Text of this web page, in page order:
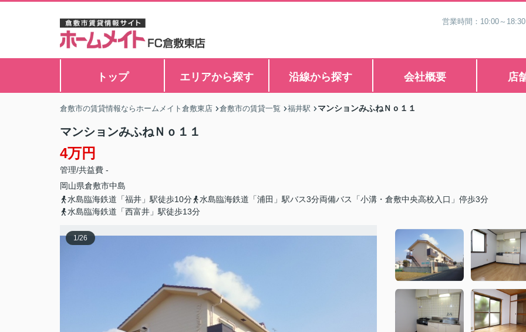
営業時間：10:00～
トップ エリアから探す 沿線から探す 会社概要 店
倉敷市の賃貸情報ならホームメイト倉敷東店 倉敷市の賃貸一覧 福井駅 マンションみふねＮｏ１１
マンションみふねＮｏ１１
4万円
管理/共益費 -
岡山県倉敷市中島
水島臨海鉄道「福井」駅徒歩10分
水島臨海鉄道「浦田」駅バス3分両備バス「小溝・倉敷中央高校入口」停歩3分
水島臨海鉄道「西富井」駅徒歩13分
1/26